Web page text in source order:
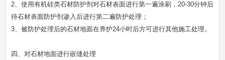
2、使用有机硅类石材防护剂对石材表面进行第一遍涂刷，20-30分钟后
待石材表面防护剂渗入后进行第二遍防护处理；
3、被防护处理后的石材地面在养护24小时后方可进行其他施工处理。
四、对石材地面进行嵌缝处理